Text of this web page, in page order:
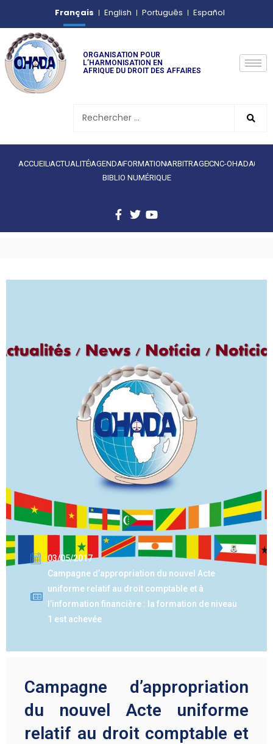
Français English Português Español
ORGANISATION POUR
L’HARMONISATION EN
AFRIQUE DU DROIT DES AFFAIRES
ACCUEIL ACTUALITÉAGENDAFORMATION ARBITRAGECNC-OHADA
BIBLIO NUMÉRIQUE
03/05/2017
Campagne d’appropriation du nouvel Acte
uniforme relatif au droit comptable et à
l’information financière : la formation de niveau
1 est achevée
Campagne d’appropriation
du nouvel Acte uniforme
relatif au droit comptable et